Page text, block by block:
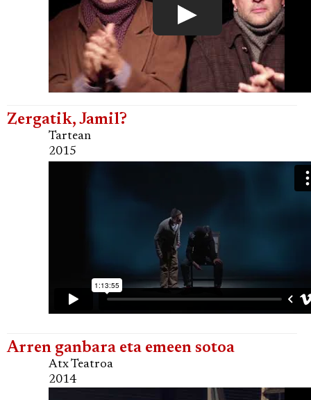
Zergatik, Jamil?
Tartean
2015
Arren ganbara eta emeen sotoa
Atx Teatroa
2014